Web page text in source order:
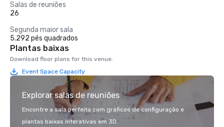
Salas de reuniões
26
Segunda maior sala
5.292 pés quadrados
Plantas baixas
Download floor plans for this venue.
Event Space Capacity
Explorar salas de reuniões
Encontre a sala perfeita com gráficos de configuração e
plantas baixas interativas em 3D.